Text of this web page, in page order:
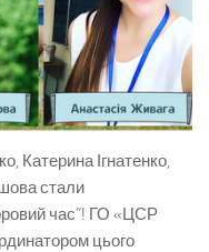
Катерина Ігнатенко,
стали
час”! ГО «ЦСР
цього